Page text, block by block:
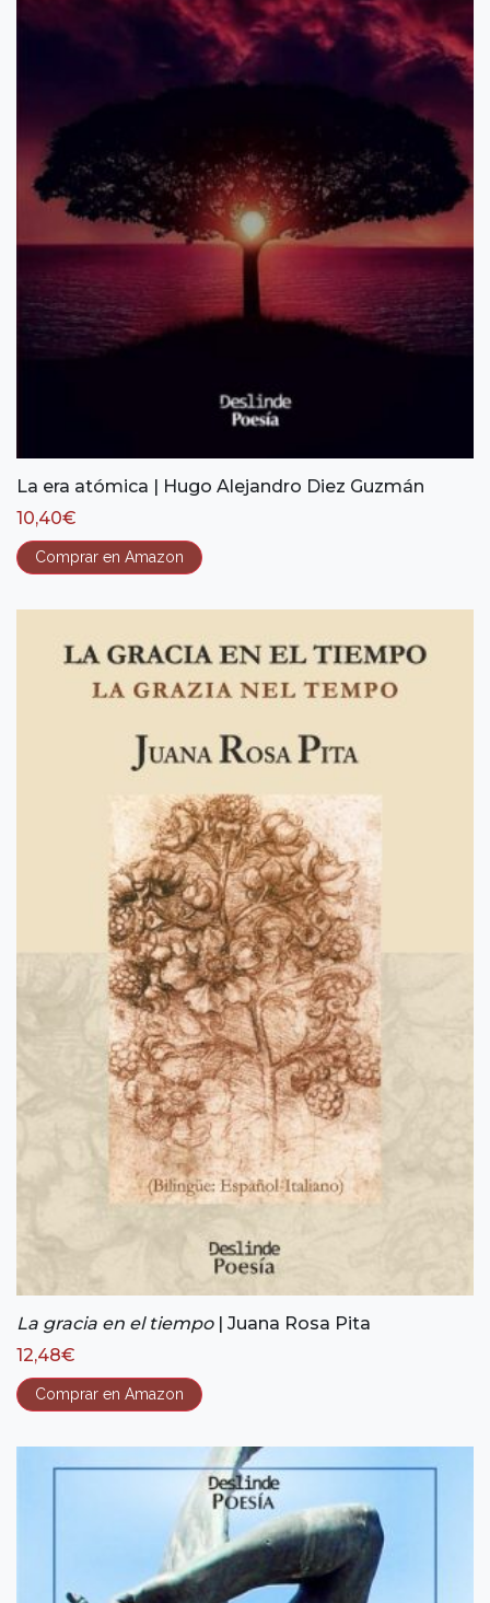
La era atómica | Hugo Alejandro Diez Guzmán
10,40€
Comprar en Amazon
La gracia en el tiempo| Juana Rosa Pita
12,48€
Comprar en Amazon